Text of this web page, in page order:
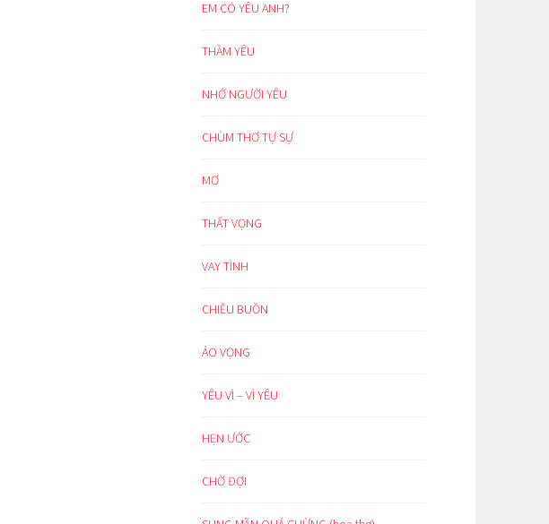
EM CÓ YÊU ANH?
THẦM YÊU
NHỚ NGƯỜI YÊU
CHÙM THƠ TỰ SỰ
MƠ
THẤT VỌNG
VAY TÌNH
CHIỀU BUỒN
ẢO VỌNG
YÊU VÌ – VÌ YÊU
HẸN ƯỚC
CHỜ ĐỢI